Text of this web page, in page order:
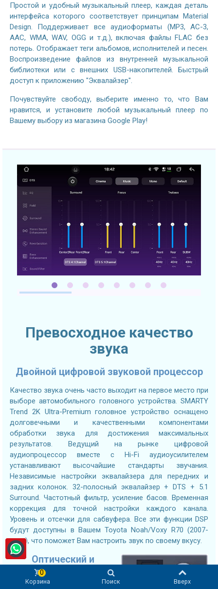
Простой и удобный музыкальный плеер, каждая деталь
интерфейса которого соответствует принципам Material
Design. Поддерживает все аудиоформаты (MP3, AC-3,
AAC, WMA, WAV, OGG и т.д.), включая файлы FLAC без
потерь. Отображает теги альбомов, исполнителей и песен.
Воспроизведение файлов из внутренней музыкальной
библиотеки или с внешних USB-накопителей. Быстрый
доступ к приложению "Эквалайзер".
Почувствуйте свободу, выберите именно то, что Вам
нравится, и установите любой музыкальный плеер по
Вашему выбору из магазина Google Play!
Превосходное качество
звука
Двойной цифровой звуковой процессор
Качество звука очень часто выходит на первое место при
выборе автомобильного головного устройства. SMARTY
Trend 2K Ultra-Premium головное устройство оснащено
долговечными и качественными компонентами
обработки звука для достижения максимальных
результатов. Ведущий на рынке цифровой
аудиопроцессор вместе с Hi-Fi аудиоусилителем
устанавливают высочайшие стандарты звучания.
Независимые настройки эквалайзера для передних и
задних колонок. 32-полосный эквалайзер + DTS + 5.1
Surround. Частотный фильтр, усиление басов. Временная
коррекция для точной настройки каждого канала.
Уровень и отсечки для сабвуфера. Все эти функции DSP
будут доступны в Вашем Toyota Noah/Voxy R70 (2007-
2013), что поможет Вам настроить звук по своему вкусу.
Оптический и
коаксиальный
выходы
Корзина
0
Поиск Вверх